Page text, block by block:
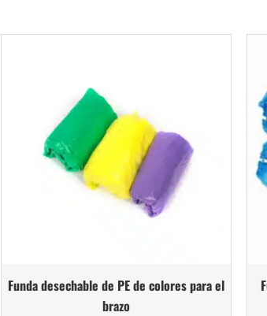
Funda desechable de PE de colores para el
brazo